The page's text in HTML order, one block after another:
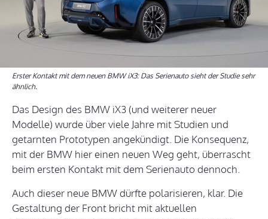
Erster Kontakt mit dem neuen BMW iX3: Das Serienauto sieht der Studie sehr
ähnlich.
Das Design des BMW iX3 (und weiterer neuer
Modelle) wurde über viele Jahre mit Studien und
getarnten Prototypen angekündigt. Die Konsequenz,
mit der BMW hier einen neuen Weg geht, überrascht
beim ersten Kontakt mit dem Serienauto dennoch.
Auch dieser neue BMW dürfte polarisieren, klar. Die
Gestaltung der Front bricht mit aktuellen